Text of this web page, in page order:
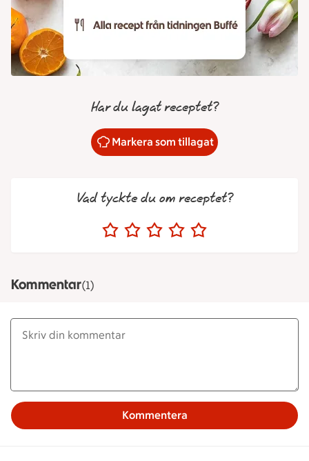
Har du lagat receptet?
Markera som tillagat
Vad tyckte du om receptet?
Kommentar(1)
Kommentera